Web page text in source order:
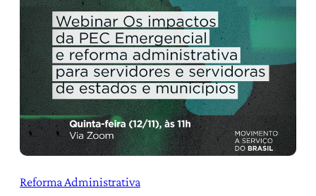
Reforma Administrativa